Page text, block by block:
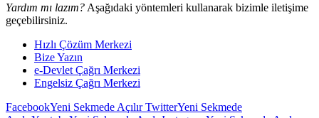
Yardım mı lazım? Aşağıdaki yöntemleri kullanarak bizimle iletişime
geçebilirsiniz.
Hızlı Çözüm Merkezi
Bize Yazın
e-Devlet Çağrı Merkezi
Engelsiz Çağrı Merkezi
FacebookYeni Sekmede AçılırTwitterYeni Sekmede